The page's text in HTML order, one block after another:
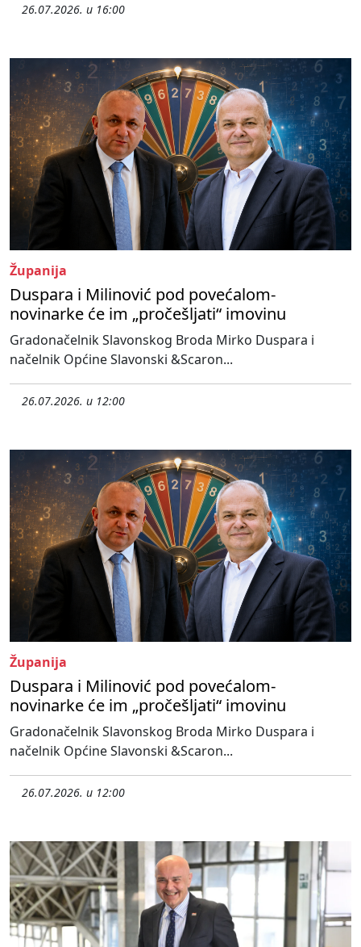
26.07.2026. u 16:00
Županija
Duspara i Milinović pod povećalom-
novinarke će im „pročešljati“ imovinu
Gradonačelnik Slavonskog Broda Mirko Duspara i
načelnik Općine Slavonski &Scaron...
26.07.2026. u 12:00
Županija
Duspara i Milinović pod povećalom-
novinarke će im „pročešljati“ imovinu
Gradonačelnik Slavonskog Broda Mirko Duspara i
načelnik Općine Slavonski &Scaron...
26.07.2026. u 12:00